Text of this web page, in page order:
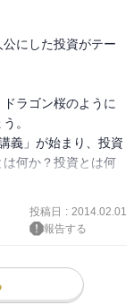
をかじったことが
く読めるのではな
ても大切なことだ
にした投資がテー
ラゴン桜のように
。
義」が始まり、投資
何か？投資とは何
うか。
投稿日 : 2014.02.01
報告する